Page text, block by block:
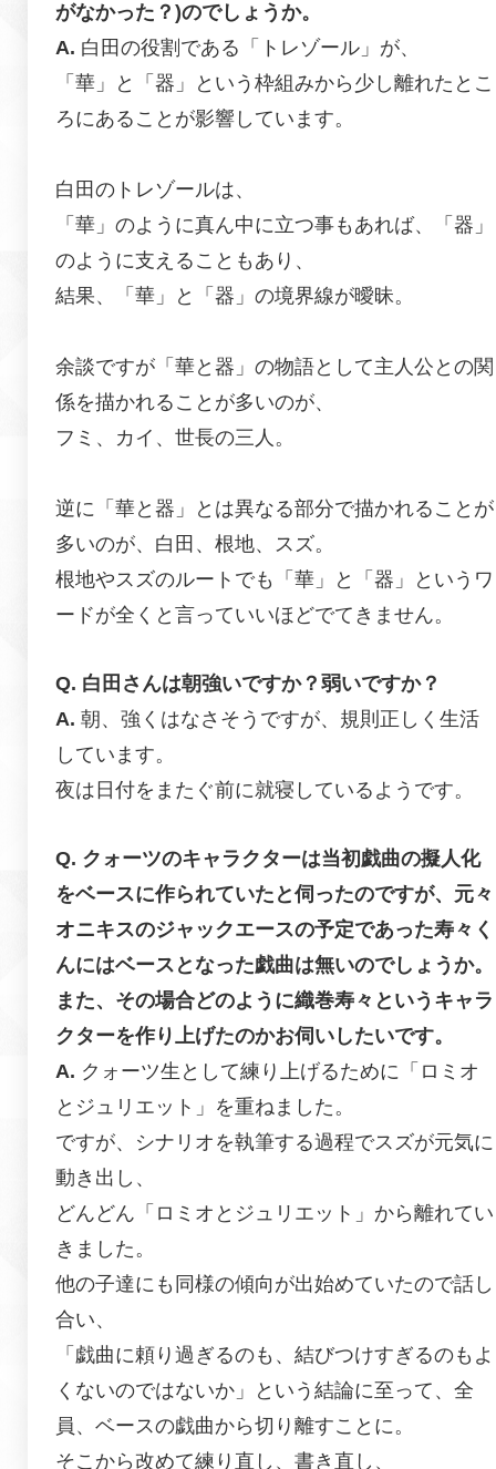
がなかった？)のでしょうか。
白田の役割である「トレゾール」が、
「華」と「器」という枠組みから少し離れたとこ
ろにあることが影響しています。
白田のトレゾールは、
「華」のように真ん中に立つ事もあれば、「器」
のように支えることもあり、
結果、「華」と「器」の境界線が曖昧。
余談ですが「華と器」の物語として主人公との関
係を描かれることが多いのが、
フミ、カイ、世長の三人。
逆に「華と器」とは異なる部分で描かれることが
多いのが、白田、根地、スズ。
根地やスズのルートでも「華」と「器」というワ
ードが全くと言っていいほどでてきません。
白田さんは朝強いですか？弱いですか？
朝、強くはなさそうですが、規則正しく生活
しています。
夜は日付をまたぐ前に就寝しているようです。
クォーツのキャラクターは当初戯曲の擬人化
をベースに作られていたと伺ったのですが、元々
オニキスのジャックエースの予定であった寿々く
んにはベースとなった戯曲は無いのでしょうか。
また、その場合どのように織巻寿々というキャラ
クターを作り上げたのかお伺いしたいです。
クォーツ生として練り上げるために「ロミオ
とジュリエット」を重ねました。
ですが、シナリオを執筆する過程でスズが元気に
動き出し、
どんどん「ロミオとジュリエット」から離れてい
きました。
他の子達にも同様の傾向が出始めていたので話し
合い、
「戯曲に頼り過ぎるのも、結びつけすぎるのもよ
くないのではないか」という結論に至って、全
員、ベースの戯曲から切り離すことに。
そこから改めて練り直し、書き直し、